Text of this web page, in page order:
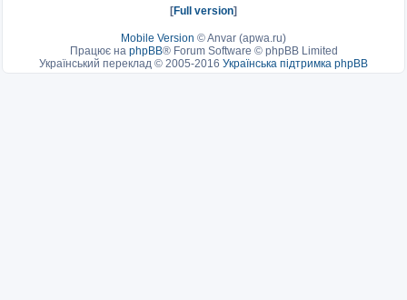
[Full version]
Mobile Version ©Anvar (apwa.ru)
Працює на phpBB® Forum Software © phpBB Limited
Український переклад © 2005-2016 Українська підтримка phpBB